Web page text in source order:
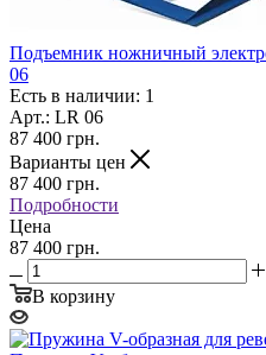
Подъемник ножничный
06
Есть в наличии: 1
Арт.: LR 06
87 400 грн.
Варианты цен
87 400 грн.
Подробности
Цена
87 400 грн.
В корзину